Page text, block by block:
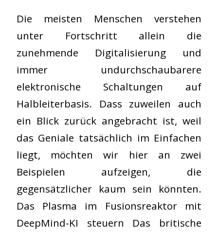
Die meisten Menschen verstehen
unter Fortschritt allein die
zunehmende Digitalisierung und
immer undurchschaubarere
elektronische Schaltungen auf
Halbleiterbasis. Dass zuweilen auch
ein Blick zurück angebracht ist, weil
das Geniale tatsächlich im Einfachen
liegt, möchten wir hier an zwei
Beispielen aufzeigen, die
gegensätzlicher kaum sein könnten.
Das Plasma im Fusionsreaktor mit
DeepMind-KI steuern Das britische